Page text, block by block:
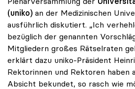
(uniko) an der Medizinischen
ausführlich diskutiert. „Ich
bezüglich der genannten
Mitgliedern großes Rätselraten
erklärt dazu uniko-Präsident
Rektorinnen und Rektoren haben
Absicht bekundet, so rasch wie